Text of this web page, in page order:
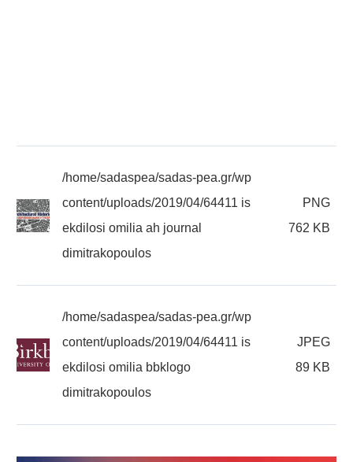
/home/sadaspea/sadas-pea.gr/wp
content/uploads/2019/04/64411 is
ekdilosi omilia ah journal
dimitrakopoulos
PNG
762 KB
/home/sadaspea/sadas-pea.gr/wp
content/uploads/2019/04/64411 is
ekdilosi omilia bbklogo
dimitrakopoulos
JPEG
89 KB